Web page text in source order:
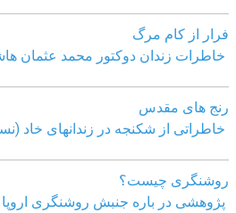
فرار از کام مرگ
خاطرات زندان دوکتور محمد عثمان
رنج های مقدس
خاطراتی از شکنجه در زندانهای خاد
روشنگری چیست؟
پژوهشی در باره جنبش روشنگری